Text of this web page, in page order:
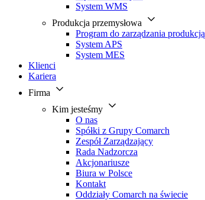
System WMS
Produkcja przemysłowa
Program do zarządzania produkcją
System APS
System MES
Klienci
Kariera
Firma
Kim jesteśmy
O nas
Spółki z Grupy Comarch
Zespół Zarządzający
Rada Nadzorcza
Akcjonariusze
Biura w Polsce
Kontakt
Oddziały Comarch na świecie